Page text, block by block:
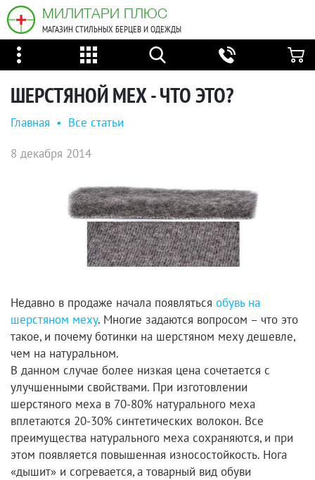
МИЛИТАРИ ПЛЮС
МАГАЗИН СТИЛЬНЫХ БЕРЦЕВ И ОДЕЖДЫ
ШЕРСТЯНОЙ МЕХ - ЧТО ЭТО?
Главная • Все статьи
8 декабря 2014
Недавно в продаже начала появляться обувь на
шерстяном меху. Многие задаются вопросом – что это
такое, и почему ботинки на шерстяном меху дешевле,
чем на натуральном.
В данном случае более низкая цена сочетается с
улучшенными свойствами. При изготовлении
шерстяного меха в 70-80% натурального меха
вплетаются 20-30% синтетических волокон. Все
преимущества натурального меха сохраняются, и при
этом появляется повышенная износостойкость. Нога
«дышит» и согревается, а товарный вид обуви